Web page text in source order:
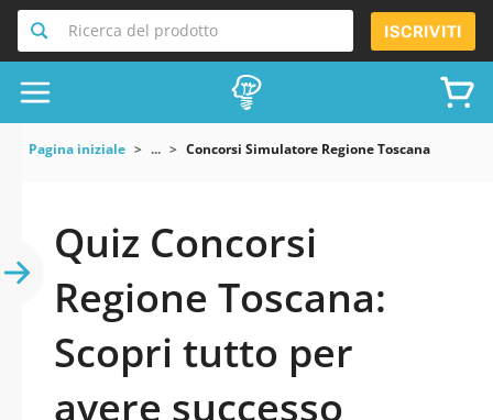
Ricerca del prodotto ISCRIVITI
Pagina iniziale ... Concorsi Simulatore Regione Toscana
Quiz Concorsi
Regione Toscana:
Scopri tutto per
avere successo